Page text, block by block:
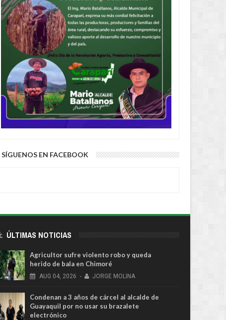
suma 20 días de cierre del
fronterizo con Argentina por
del temporal
Bolivia ante la OEA
SÍGUENOS EN FACEBOOK
ÚLTIMAS NOTICIAS
Agricultor sufre violento robo y queda
herido de bala en Chimoré
AUG 04, 2026 - JORGE MOLINA
Condenan a 3 años de cárcel al alcalde de
Guayaquil por no usar su brazalete
electrónico